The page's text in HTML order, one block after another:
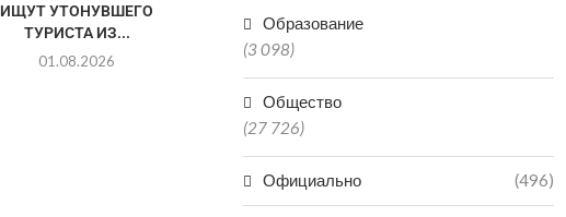
ИЩУТ УТОНУВШЕГО
ТУРИСТА ИЗ...
01.08.2026
Образование
(3 098)
Общество
(27 726)
Официально (496)